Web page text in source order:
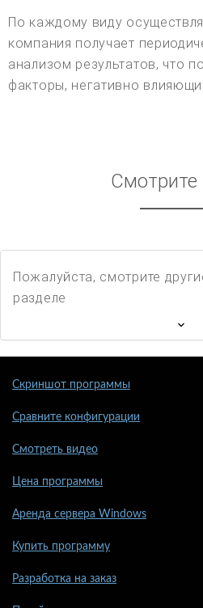
По каждому виду
компания получает
анализом результатов, что
факторы, негативно
Смотрите
Пожалуйста, смотрите
разделе
Скриншот программы
Сравните конфигурации
Смотреть видео
Цена программы
Аренда сервера Windows
Купить программу
Разработка на заказ